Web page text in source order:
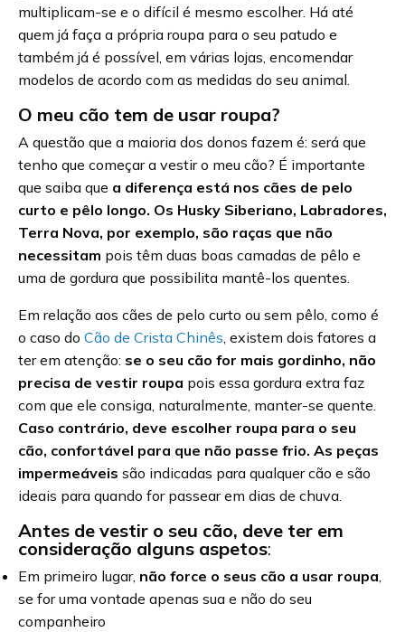
multiplicam-se e o difícil é mesmo escolher. Há até
quem já faça a própria roupa para o seu patudo e
também já é possível, em várias lojas, encomendar
modelos de acordo com as medidas do seu animal.
O meu cão tem de usar roupa?
A questão que a maioria dos donos fazem é: será que
tenho que começar a vestir o meu cão? É importante
que saiba que a diferença está nos cães de pelo
curto e pêlo longo. Os Husky Siberiano, Labradores,
Terra Nova, por exemplo, são raças que não
necessitam pois têm duas boas camadas de pêlo e
uma de gordura que possibilita mantê-los quentes.
Em relação aos cães de pelo curto ou sem pêlo, como é
o caso do Cão de Crista Chinês, existem dois fatores a
ter em atenção: se o seu cão for mais gordinho, não
precisa de vestir roupa pois essa gordura extra faz
com que ele consiga, naturalmente, manter-se quente.
Caso contrário, deve escolher roupa para o seu
cão, confortável para que não passe frio. As peças
impermeáveis são indicadas para qualquer cão e são
ideais para quando for passear em dias de chuva.
Antes de vestir o seu cão, deve ter em
consideração alguns aspetos:
Em primeiro lugar, não force o seus cão a usar roupa,
se for uma vontade apenas sua e não do seu
companheiro